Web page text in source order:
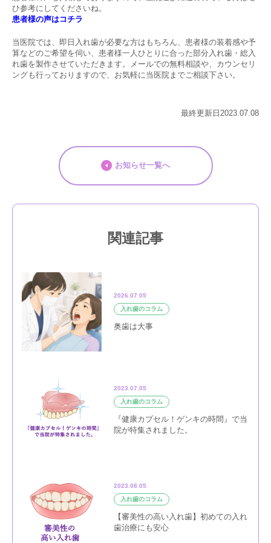
ひ参考にしてくださいね。
患者様の声はコチラ
当医院では、即日入れ歯が必要な方はもちろん、患者様の装着感や予
算などのご希望を伺い、患者様一人ひとりに合った部分入れ歯・総入
れ歯を製作させていただきます。メールでの無料相談や、カウンセリ
ングも行っておりますので、お気軽に当医院までご相談下さい。
最終更新日2023.07.08
お知らせ一覧へ
関連記事
2026.07.05
入れ歯のコラム
奥歯は大事
2023.07.05
入れ歯のコラム
『健康カプセル！ゲンキの時間』で当
院が特集されました。
2023.08.05
入れ歯のコラム
【審美性の高い入れ歯】初めての入れ
歯治療にも安心